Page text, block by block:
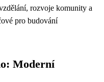
rozvoje komunity a
pro budování
Moderní